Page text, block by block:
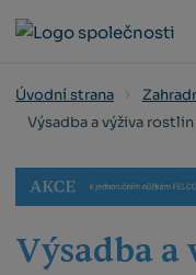
Úvodní strana
Výsadba a výživa rostlin
Výsadba